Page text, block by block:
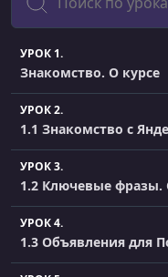
УРОК 1.
Знакомство. О курсе
УРОК 2.
1.1 Знакомство с
УРОК 3.
1.2 Ключевые фразы.
УРОК 4.
1.3 Объявления для